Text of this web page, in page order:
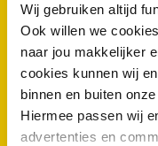
Wij gebruiken altijd
Ook willen we
naar jou makkelijker
cookies kunnen wij
binnen en buiten
Hiermee passen wij
advertenties en
Loodgieters
of afvoer in
Wanneer is een
Een loodgieter is nodig
doorspoelt of wanneer